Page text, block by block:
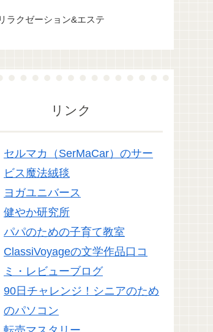
リラクゼーション&エステ
リンク
セルマカ（SerMaCar）のサー
ビス魔法絨毯
ヨガユニバース
健やか研究所
パパのための子育て教室
ClassiVoyageの文学作品口コ
ミ・レビューブログ
90日チャレンジ！シニアのため
のパソコン